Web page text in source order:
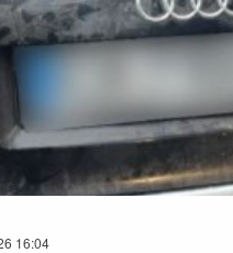
16:04